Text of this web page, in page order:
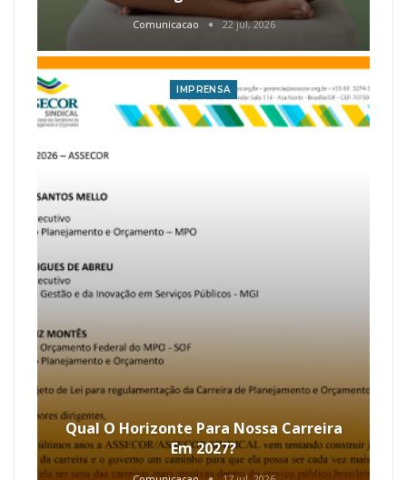
Comunicacao 22 jul, 2026
IMPRENSA
Qual O Horizonte Para Nossa Carreira
Em 2027?